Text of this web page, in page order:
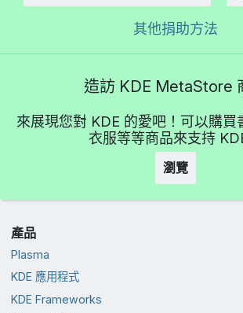
其他捐助方法
造訪 KDE MetaStore
來展現您對 KDE 的愛吧！可以購買
衣服等等商品來支持
瀏覽
產品
Plasma
KDE 應用程式
KDE Frameworks